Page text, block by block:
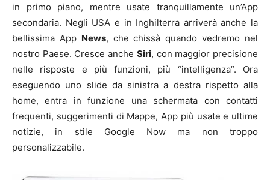
in primo piano, mentre usate tranquillamente un’App
secondaria. Negli USA e in Inghilterra arriverà anche la
bellissima App News, che chissà quando vedremo nel
nostro Paese. Cresce anche Siri, con maggior precisione
nelle risposte e più funzioni, più “intelligenza”. Ora
eseguendo uno slide da sinistra a destra rispetto alla
home, entra in funzione una schermata con contatti
frequenti, suggerimenti di Mappe, App più usate e ultime
notizie, in stile Google Now ma non troppo
personalizzabile.